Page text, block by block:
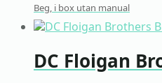
Beg, i box utan manual
DC Floigan